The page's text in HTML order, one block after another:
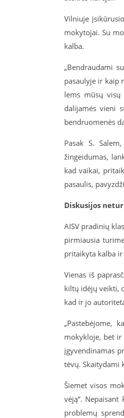
Vilniuje
mokytojai. Su
kalba.
„Bendraudami
pasaulyje ir kaip
lems mūsų
dalijamės vieni
bendruomenės
Pasak S.
žingeidumas,
kad vaikai,
pasaulis,
Diskusijos
AISV pradinių
pirmiausia
pritaikyta kalba
Vienas iš
kiltų idėjų veikti,
kad ir jo
„Pastebėjome,
mokykloje, bet ir
įgyvendinamas
tėvų. Skaitydami
Šiemet visos
vėją“.
problemų